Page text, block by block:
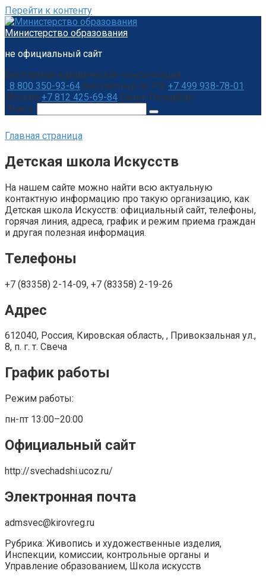
Перейти к контенту
Министерство образования
не официальный сайт
Бесплатная юридическая консультация:
8 800 350-93-64 бесплатный по РФ +7 499 938-78-01
Москва +7 812 425-69-84 Санкт-Петербург
Поиск:
Главная страница
Детская школа Искусств
На нашем сайте можно найти всю актуальную
контактную информацию про такую организацию, как
Детская школа Искусств: официальный сайт, телефоны,
горячая линия, адреса, график и режим приема граждан
и другая полезная информация.
Телефоны
+7 (83358) 2-14-09, +7 (83358) 2-19-26
Адрес
612040, Россия, Кировская область, , Привокзальная ул.,
8, п. г. т. Свеча
График работы
Режим работы:
пн-пт 13:00–20:00
Официальный сайт
http://svechadshi.ucoz.ru/
Электронная почта
admsvec@kirovreg.ru
Рубрика: Живопись и художественные изделия,
Инспекции, комиссии, контрольные органы и
Управление образованием, Школа искусств